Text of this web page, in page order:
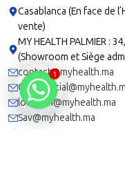
Casablanca (En face de
vente)
MY HEALTH PALMIER :
(Showroom et Siège
contact@myhealth.ma
location@myhealth.ma
Sav@myhealth.ma
1